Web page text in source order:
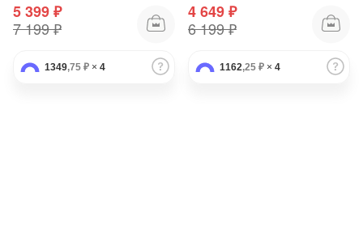
5 399 ₽
7 199 ₽
1349,75 ₽ × 4
4 649 ₽
6 199 ₽
1162,25 ₽ × 4